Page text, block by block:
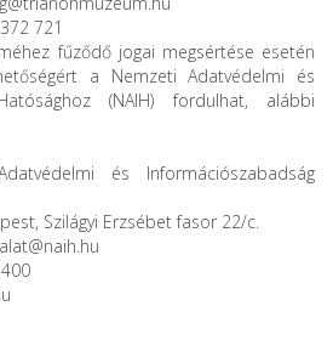
721
fűződő jogai megsértése esetén
a Nemzeti Adatvédelmi és
(NAIH) fordulhat, alábbi
és Információszabadság
Szilágyi Erzsébet fasor 22/c.